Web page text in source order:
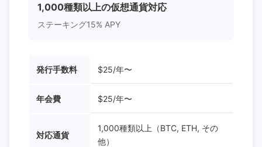
1,000種類以上の仮想通貨対応
ステーキング15% APY
発行手数料 $25/年〜
年会費 $25/年〜
対応通貨
1,000種類以上（BTC, ETH, その
他）